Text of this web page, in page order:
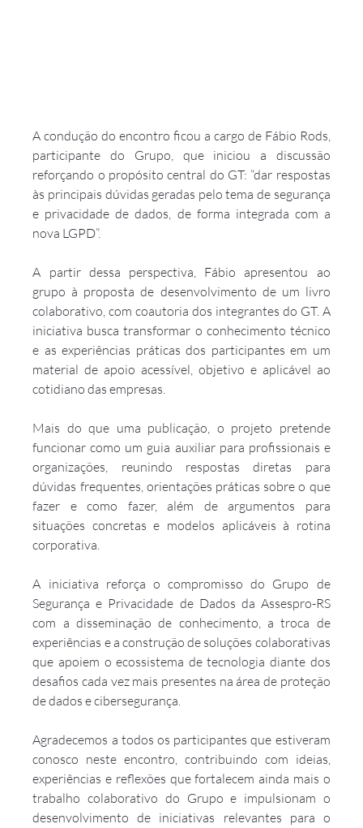
A condução do encontro ficou a cargo de Fábio Rods,
participante do Grupo, que iniciou a discussão
reforçando o propósito central do GT: “dar respostas
às principais dúvidas geradas pelo tema de segurança
e privacidade de dados, de forma integrada com a
nova LGPD”.
A partir dessa perspectiva, Fábio apresentou ao
grupo à proposta de desenvolvimento de um livro
colaborativo, com coautoria dos integrantes do GT. A
iniciativa busca transformar o conhecimento técnico
e as experiências práticas dos participantes em um
material de apoio acessível, objetivo e aplicável ao
cotidiano das empresas.
Mais do que uma publicação, o projeto pretende
funcionar como um guia auxiliar para profissionais e
organizações, reunindo respostas diretas para
dúvidas frequentes, orientações práticas sobre o que
fazer e como fazer, além de argumentos para
situações concretas e modelos aplicáveis à rotina
corporativa.
A iniciativa reforça o compromisso do Grupo de
Segurança e Privacidade de Dados da Assespro-RS
com a disseminação de conhecimento, a troca de
experiências e a construção de soluções colaborativas
que apoiem o ecossistema de tecnologia diante dos
desafios cada vez mais presentes na área de proteção
de dados e cibersegurança.
Agradecemos a todos os participantes que estiveram
conosco neste encontro, contribuindo com ideias,
experiências e reflexões que fortalecem ainda mais o
trabalho colaborativo do Grupo e impulsionam o
desenvolvimento de iniciativas relevantes para o